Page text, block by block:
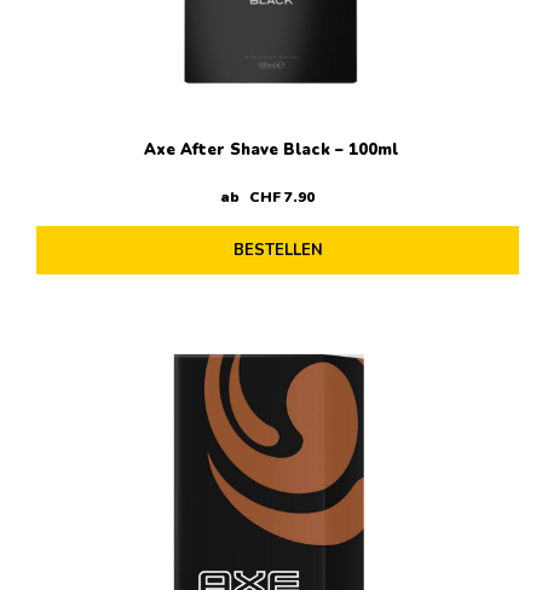
Axe After Shave Black – 100ml
ab CHF7.90
BESTELLEN